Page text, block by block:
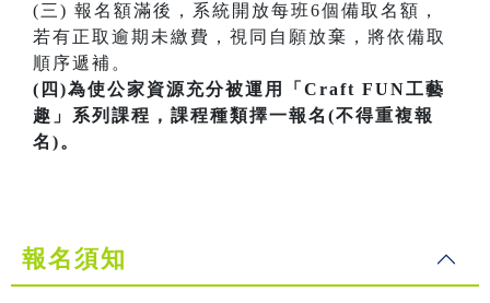
(三) 報名額滿後，系統開放每班6個備取名額，
若有正取逾期未繳費，視同自願放棄，將依備取
順序遞補。
(四)為使公家資源充分被運用「Craft FUN工藝
趣」系列課程，課程種類擇一報名(不得重複報
名)。
報名須知